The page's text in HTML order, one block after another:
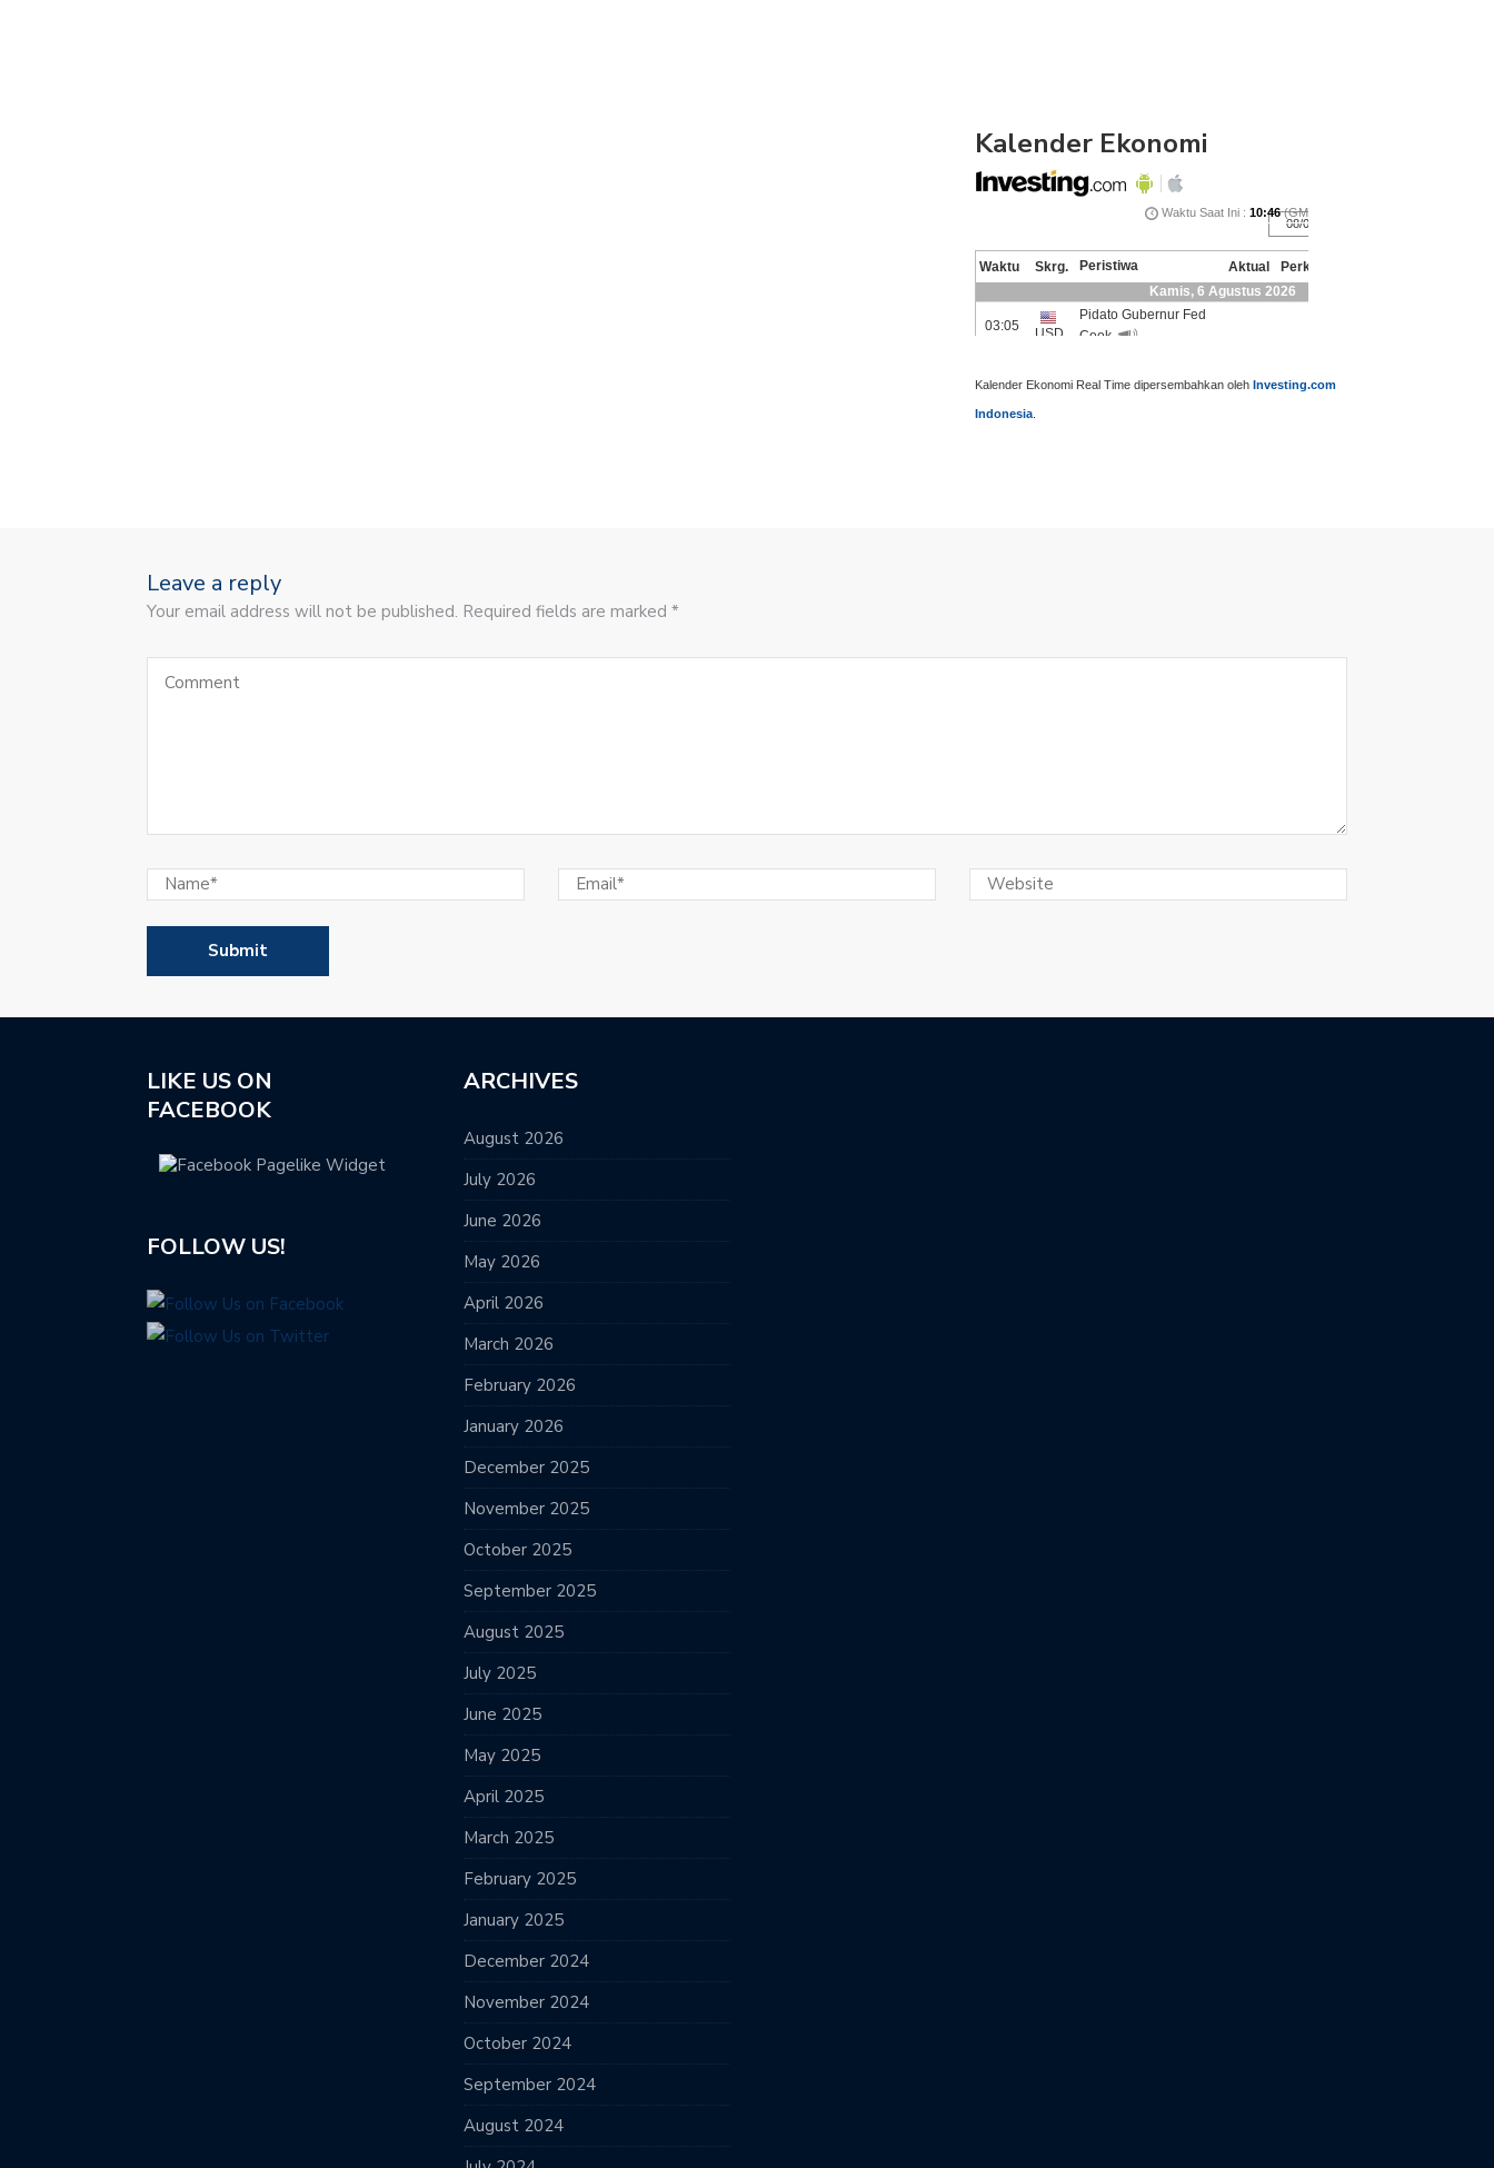
Kalender Ekonomi
Kalender Ekonomi Real Time dipersembahkan oleh Investing.com
Indonesia
Leave a reply
Your email address will not be published. Required fields are marked *
LIKE US ON
FACEBOOK
FOLLOW US!
ARCHIVES
August 2026
July 2026
June 2026
May 2026
April 2026
March 2026
February 2026
January 2026
December 2025
November 2025
October 2025
September 2025
August 2025
July 2025
June 2025
May 2025
April 2025
March 2025
February 2025
January 2025
December 2024
November 2024
October 2024
September 2024
August 2024